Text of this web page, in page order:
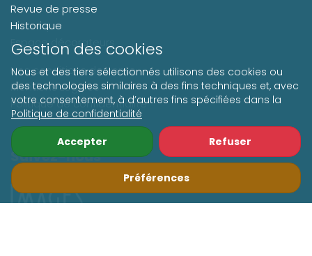
Gestion des cookies
Nous et des tiers sélectionnés utilisons des cookies ou
des technologies similaires à des fins techniques et, avec
votre consentement, à d’autres fins spécifiées dans la
Politique de confidentialité
Accepter
Refuser
Préférences
Revue de presse
Historique
Espace décorateurs
Nos conditions de vente
Mentions Légales
Politique de confidentialité
Suivez-nous